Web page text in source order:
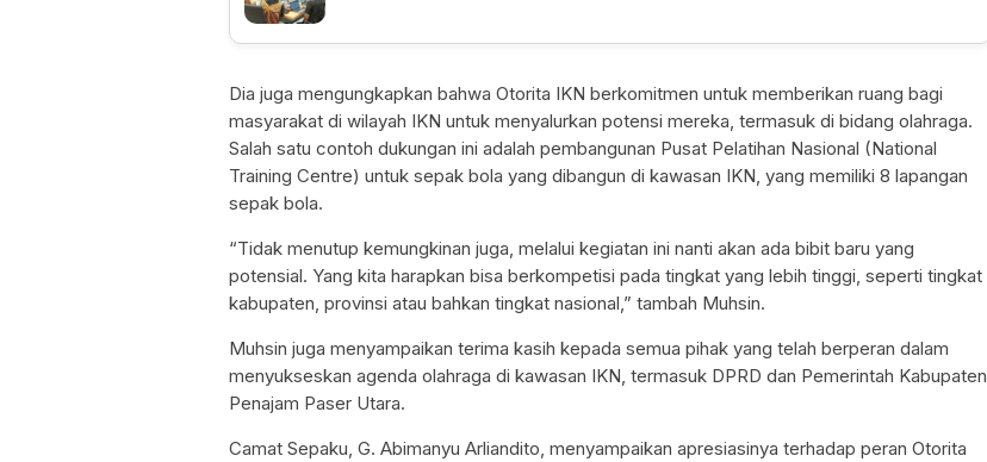
Dia juga mengungkapkan bahwa Otorita IKN berkomitmen untuk memberikan ruang bagi
masyarakat di wilayah IKN untuk menyalurkan potensi mereka, termasuk di bidang olahraga.
Salah satu contoh dukungan ini adalah pembangunan Pusat Pelatihan Nasional (National
Training Centre) untuk sepak bola yang dibangun di kawasan IKN, yang memiliki 8 lapangan
sepak bola.
“Tidak menutup kemungkinan juga, melalui kegiatan ini nanti akan ada bibit baru yang
potensial. Yang kita harapkan bisa berkompetisi pada tingkat yang lebih tinggi, seperti tingkat
kabupaten, provinsi atau bahkan tingkat nasional,” tambah Muhsin.
Muhsin juga menyampaikan terima kasih kepada semua pihak yang telah berperan dalam
menyukseskan agenda olahraga di kawasan IKN, termasuk DPRD dan Pemerintah Kabupaten
Penajam Paser Utara.
Camat Sepaku, G. Abimanyu Arliandito, menyampaikan apresiasinya terhadap peran Otorita